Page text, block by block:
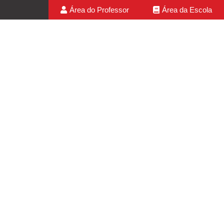
Área do Professor Área da Escola